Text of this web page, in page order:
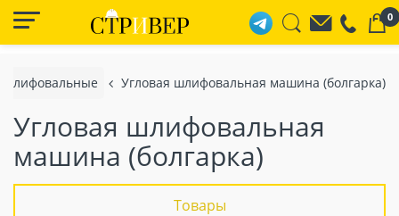
0
Угловая шлифовальная машина (болгарка)
Угловая шлифовальная
машина (болгарка)
Товары